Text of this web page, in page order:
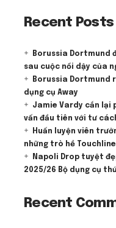
Recent Posts
Borussia Dortmund
sau cuộc nổi dậy của
Borussia Dortmund
dụng cụ Away
Jamie Vardy cắn lại
vấn đầu tiên với tư
Huấn luyện viên
những trò hề
Napoli Drop tuyệt
2025/26 Bộ dụng cụ
Recent